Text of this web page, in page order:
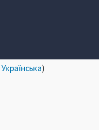
Українська)